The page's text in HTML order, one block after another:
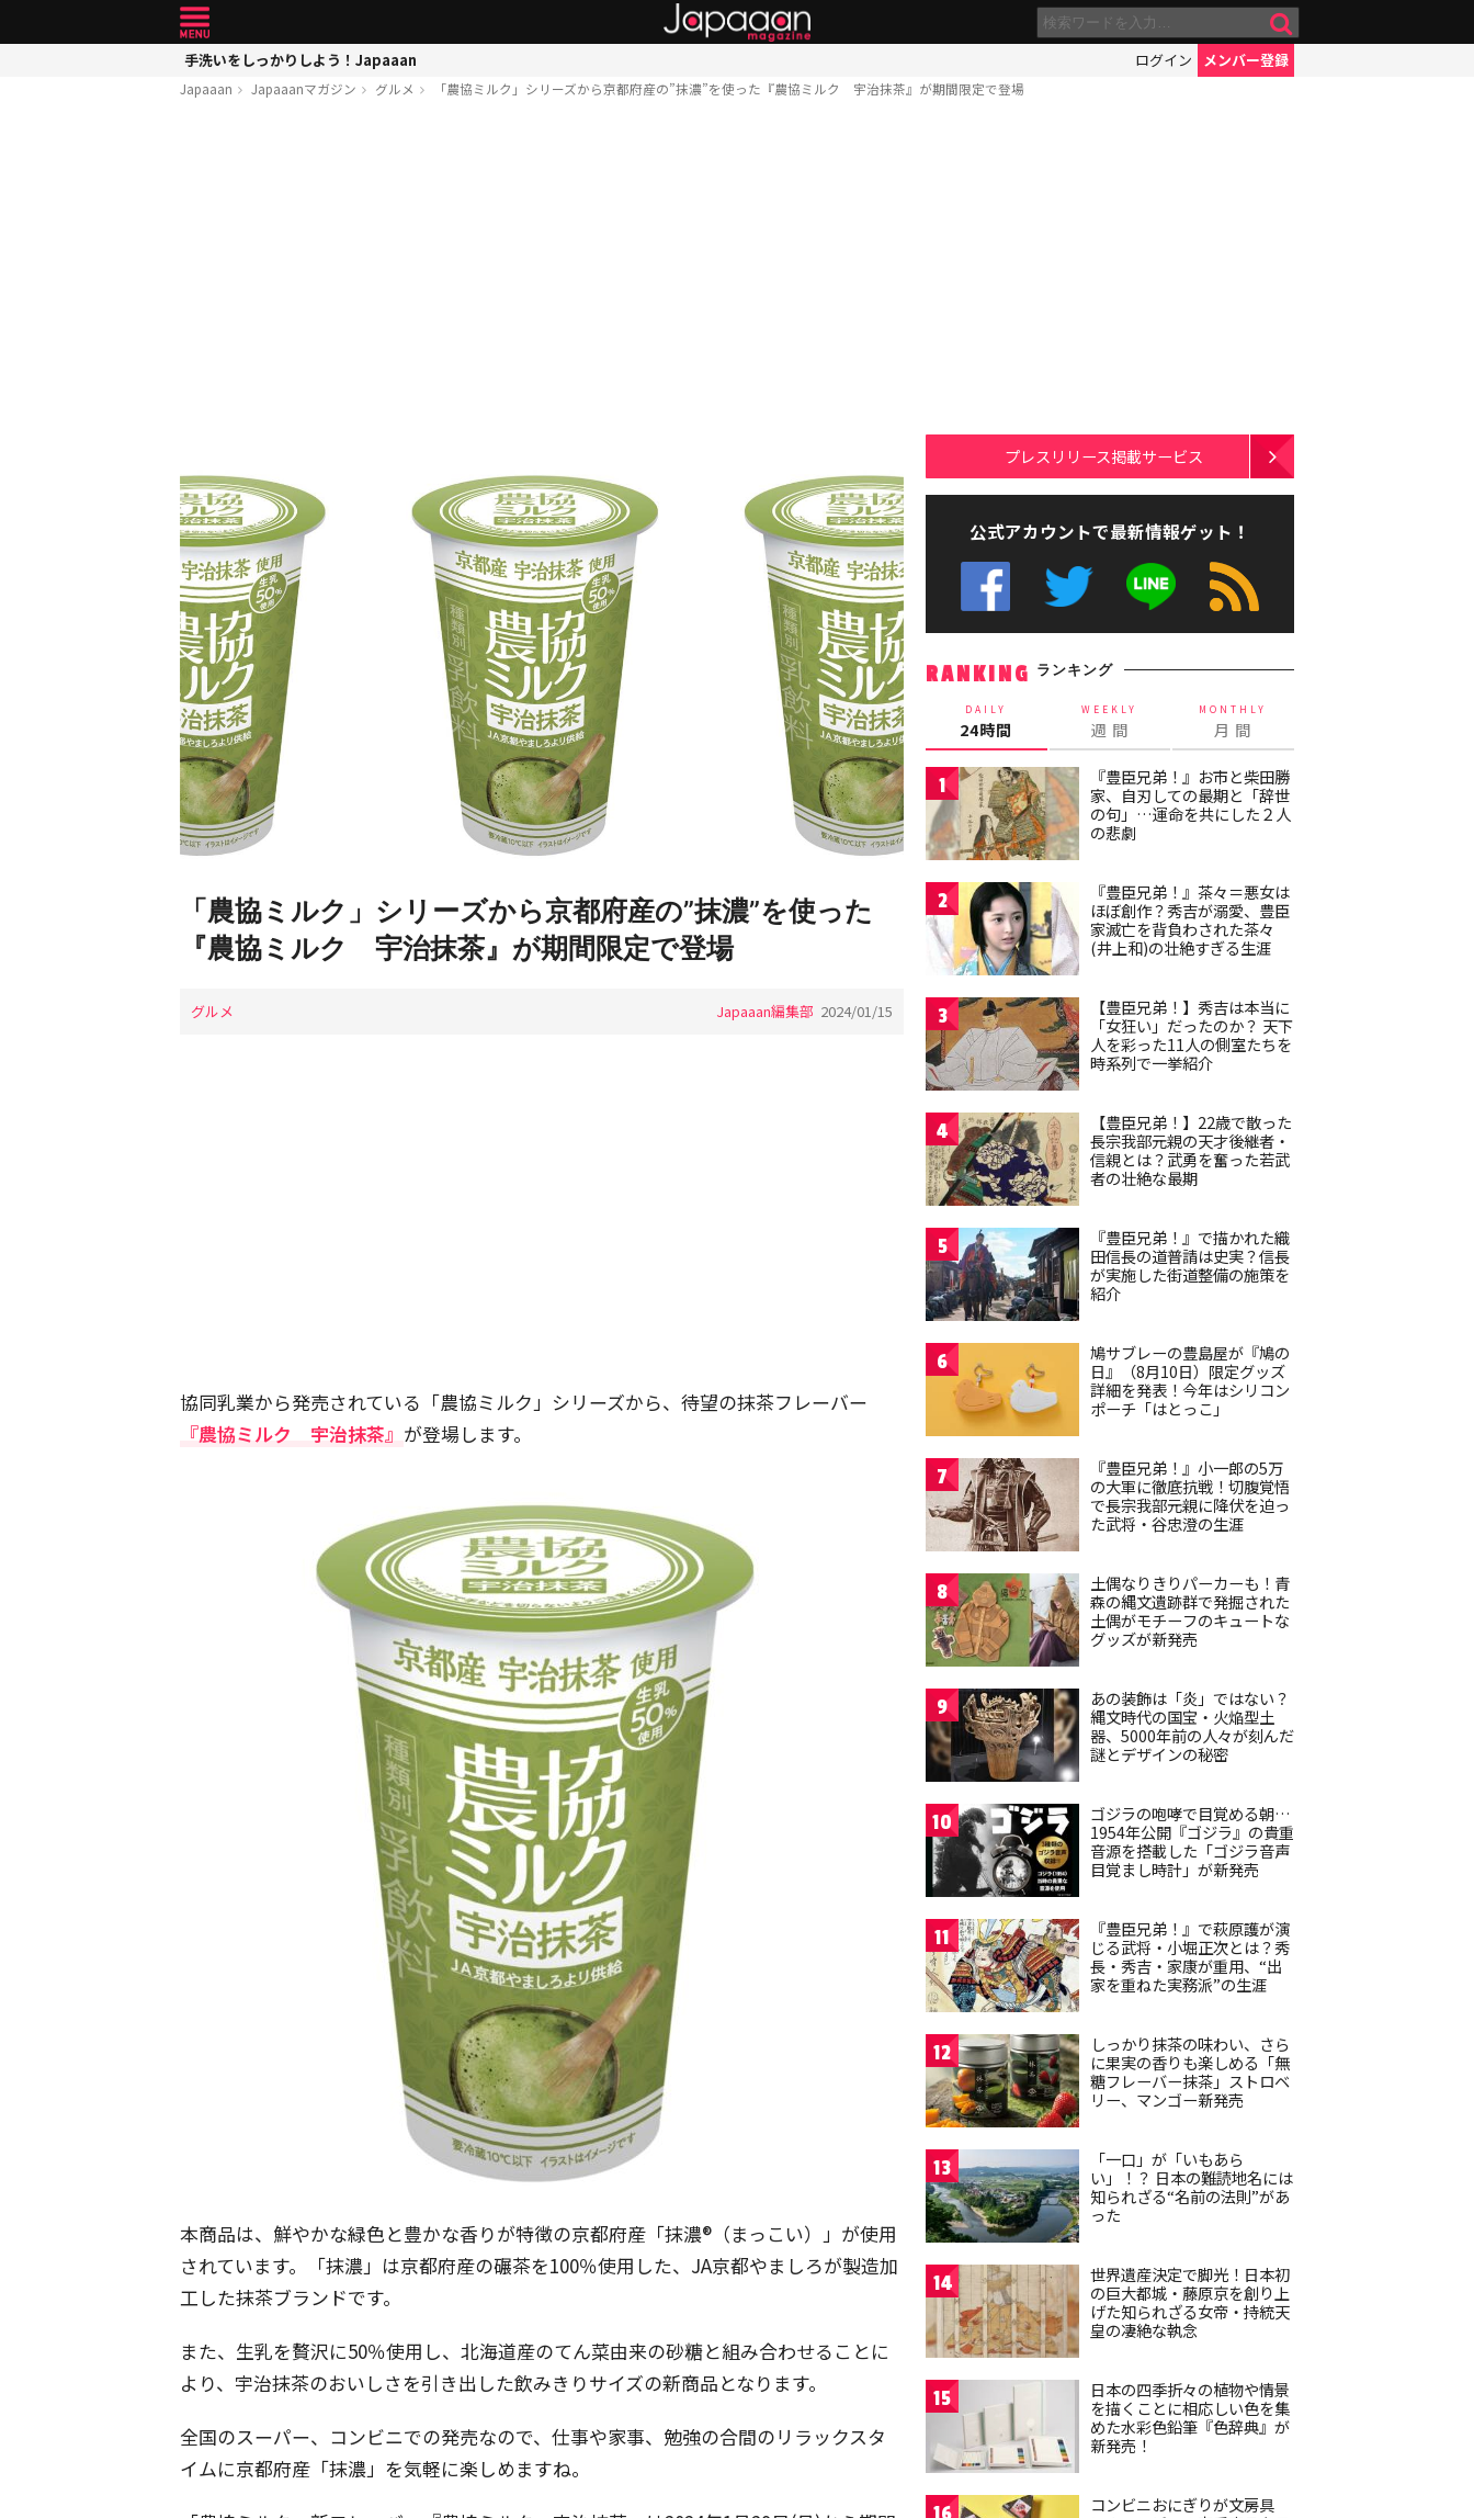
手洗いをしっかりしよう！Japaaan ログイン メンバー登録
Japaaan Japaaanマガジン グルメ 「農協ミルク」シリーズから京都府産の”抹濃”を使った『農協ミルク 宇治抹茶』が期間限定で登場
「農協ミルク」シリーズから京都府産の”抹濃”を使った
『農協ミルク 宇治抹茶』が期間限定で登場
グルメ Japaaan編集部 2024/01/15
協同乳業から発売されている「農協ミルク」シリーズから、待望の抹茶フレーバー
『農協ミルク 宇治抹茶』 が登場します。
本商品は、鮮やかな緑色と豊かな香りが特徴の京都府産「抹濃®（まっこい）」が使用
されています。「抹濃」は京都府産の碾茶を100％使用した、JA京都やましろが製造加
工した抹茶ブランドです。
また、生乳を贅沢に50％使用し、北海道産のてん菜由来の砂糖と組み合わせることに
より、宇治抹茶のおいしさを引き出した飲みきりサイズの新商品となります。
全国のスーパー、コンビニでの発売なので、仕事や家事、勉強の合間のリラックスタ
イムに京都府産「抹濃」を気軽に楽しめますね。
プレスリリース掲載サービス
公式アカウントで最新情報ゲット！
RANKING ランキング
DAILY
24時間
WEEKLY
週 間
MONTHLY
月 間
1
『豊臣兄弟！』お市と柴田勝
家、自刃しての最期と「辞世
の句」…運命を共にした２人
の悲劇
2
『豊臣兄弟！』茶々＝悪女は
ほぼ創作？秀吉が溺愛、豊臣
家滅亡を背負わされた茶々
(井上和)の壮絶すぎる生涯
3
【豊臣兄弟！】秀吉は本当に
「女狂い」だったのか？ 天下
人を彩った11人の側室たちを
時系列で一挙紹介
4
【豊臣兄弟！】22歳で散った
長宗我部元親の天才後継者・
信親とは？武勇を奮った若武
者の壮絶な最期
5
『豊臣兄弟！』で描かれた織
田信長の道普請は史実？信長
が実施した街道整備の施策を
紹介
6
鳩サブレーの豊島屋が『鳩の
日』（8月10日）限定グッズ
詳細を発表！今年はシリコン
ポーチ「はとっこ」
7
『豊臣兄弟！』小一郎の5万
の大軍に徹底抗戦！切腹覚悟
で長宗我部元親に降伏を迫っ
た武将・谷忠澄の生涯
8
土偶なりきりパーカーも！青
森の縄文遺跡群で発掘された
土偶がモチーフのキュートな
グッズが新発売
9
あの装飾は「炎」ではない？
縄文時代の国宝・火焔型土
器、5000年前の人々が刻んだ
謎とデザインの秘密
10
ゴジラの咆哮で目覚める朝…
1954年公開『ゴジラ』の貴重
音源を搭載した「ゴジラ音声
目覚まし時計」が新発売
11
『豊臣兄弟！』で萩原護が演
じる武将・小堀正次とは？秀
長・秀吉・家康が重用、“出
家を重ねた実務派”の生涯
12
しっかり抹茶の味わい、さら
に果実の香りも楽しめる「無
糖フレーバー抹茶」ストロベ
リー、マンゴー新発売
13
「一口」が「いもあら
い」！？ 日本の難読地名には
知られざる“名前の法則”があ
った
14
世界遺産決定で脚光！日本初
の巨大都城・藤原京を創り上
げた知られざる女帝・持統天
皇の凄絶な執念
15
日本の四季折々の植物や情景
を描くことに相応しい色を集
めた水彩色鉛筆『色辞典』が
新発売！
コンビニおにぎりが文房具